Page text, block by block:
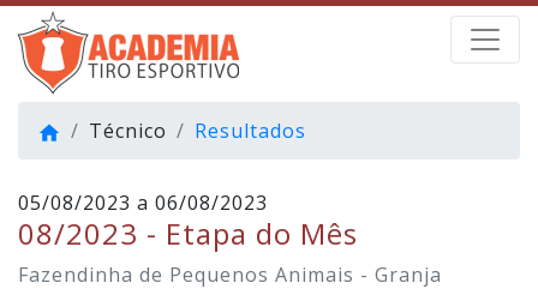
home Técnico Resultados
05/08/2023 a 06/08/2023
08/2023 - Etapa do Mês
Fazendinha de Pequenos Animais - Granja